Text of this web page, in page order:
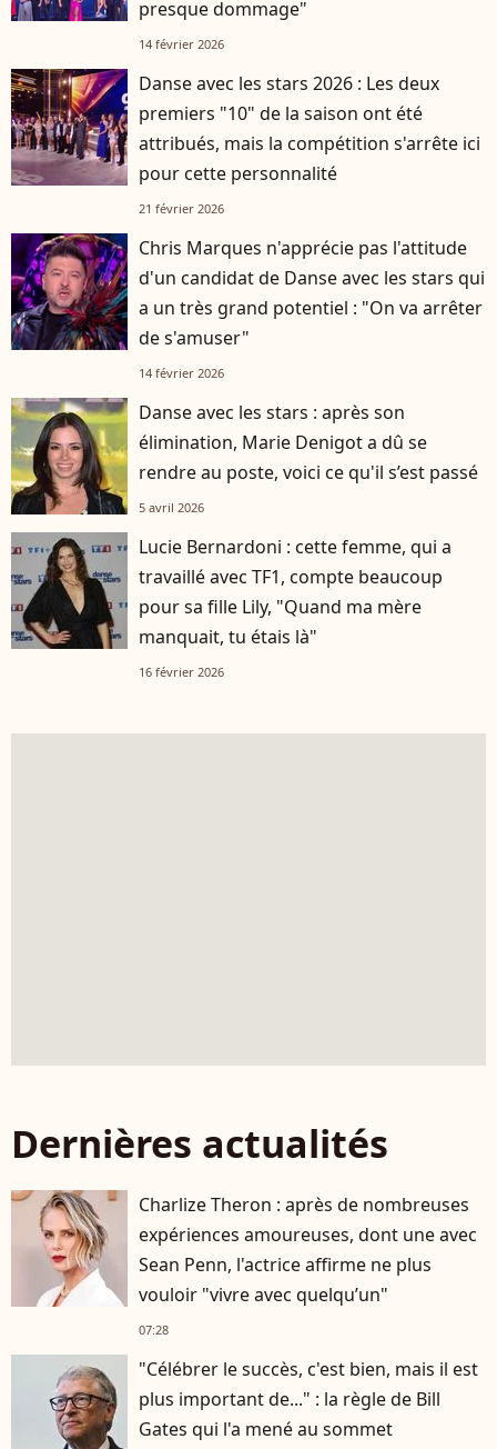
presque dommage"
14 février 2026
Danse avec les stars 2026 : Les deux
premiers "10" de la saison ont été
attribués, mais la compétition s'arrête ici
pour cette personnalité
21 février 2026
Chris Marques n'apprécie pas l'attitude
d'un candidat de Danse avec les stars qui
a un très grand potentiel : "On va arrêter
de s'amuser"
14 février 2026
Danse avec les stars : après son
élimination, Marie Denigot a dû se
rendre au poste, voici ce qu'il s’est passé
5 avril 2026
Lucie Bernardoni : cette femme, qui a
travaillé avec TF1, compte beaucoup
pour sa fille Lily, "Quand ma mère
manquait, tu étais là"
16 février 2026
Dernières actualités
Charlize Theron : après de nombreuses
expériences amoureuses, dont une avec
Sean Penn, l'actrice affirme ne plus
vouloir "vivre avec quelqu’un"
07:28
"Célébrer le succès, c'est bien, mais il est
plus important de..." : la règle de Bill
Gates qui l'a mené au sommet